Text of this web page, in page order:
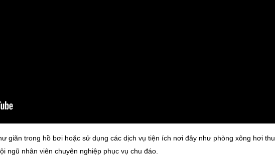
giãn trong hồ bơi hoặc sử dụng các dịch vụ tiện ích nơi đây như phòng xông hơi thu
ngũ nhân viên chuyên nghiệp phục vụ chu đáo.